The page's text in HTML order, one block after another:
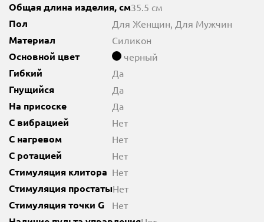
Общая длина изделия, см35.5 см
Пол Для Женщин, Для Мужчин
Материал Силикон
Основной цвет черный
Гибкий Да
Гнущийся Да
На присоске Да
С вибрацией Нет
С нагревом Нет
С ротацией Нет
Стимуляция клитора Нет
Стимуляция простатыНет
Стимуляция точки G Нет